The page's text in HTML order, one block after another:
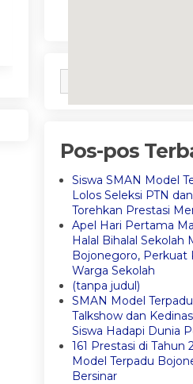
BOJONEGORO TAHUN
Pos-pos
Siswa SMAN Model
Lolos Seleksi PTN
Torehkan Prestasi
Apel Hari Pertama
Halal Bihalal Sekolah
Bojonegoro, Perkuat
Warga Sekolah
(tanpa judul)
SMAN Model
Talkshow dan
Siswa Hadapi Dunia
161 Prestasi di Tahun
Model Terpadu
Bersinar